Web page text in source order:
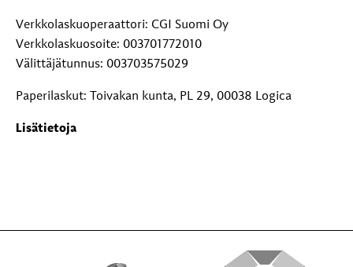
Verkkolaskuoperaattori: CGI Suomi Oy
Verkkolaskuosoite: 003701772010
Välittäjätunnus: 003703575029
Paperilaskut: Toivakan kunta, PL 29, 00038 Logica
Lisätietoja